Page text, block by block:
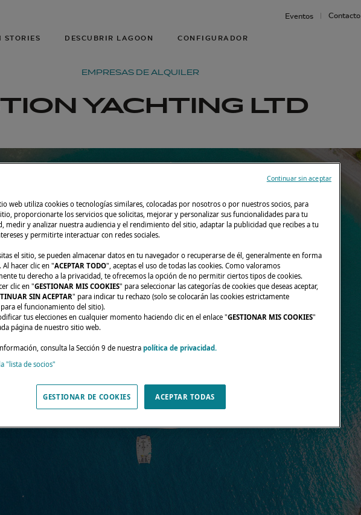
STORIES DESCUBRIR LAGOON CONFIGURADOR
Eventos Contacto
EMPRESAS DE ALQUILER
YACHTING LTD
web utiliza cookies o tecnologías similares, colocadas por nosotros o por nuestros socios, para
proporcionarte los servicios que solicitas, mejorar y personalizar sus funcionalidades para tu
medir y analizar nuestra audiencia y el rendimiento del sitio, adaptar la publicidad que recibes a tu
y permitirte interactuar con redes sociales.
el sitio, se pueden almacenar datos en tu navegador o recuperarse de él, generalmente en forma
Al hacer clic en "ACEPTAR TODO", aceptas el uso de todas las cookies. Como valoramos
tu derecho a la privacidad, te ofrecemos la opción de no permitir ciertos tipos de cookies.
clic en "GESTIONAR MIS COOKIES" para seleccionar las categorías de cookies que deseas aceptar,
SIN ACEPTAR" para indicar tu rechazo (solo se colocarán las cookies estrictamente
para el funcionamiento del sitio).
tus elecciones en cualquier momento haciendo clic en el enlace "GESTIONAR MIS COOKIES"
página de nuestro sitio web.
consulta la Sección 9 de nuestra política de privacidad.
"lista de socios"
GESTIONAR DE COOKIES ACEPTAR TODAS
Continuar sin aceptar